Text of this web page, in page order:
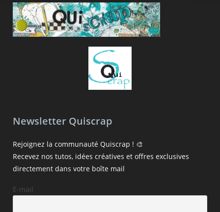
Newsletter Quiscrap
Rejoignez la communauté Quiscrap ! 🎨
Recevez nos tutos, idées créatives et offres exclusives
directement dans votre boîte mail
E-mail